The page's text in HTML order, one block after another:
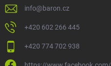
info@baron.cz
+420 602 266 445
+420 774 702 938